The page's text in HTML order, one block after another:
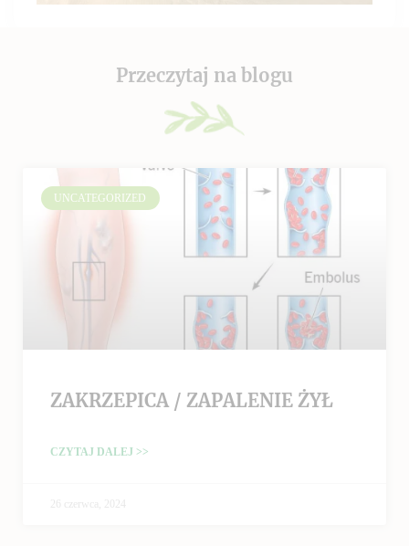
Przeczytaj na blogu
UNCATEGORIZED
ZAKRZEPICA / ZAPALENIE ŻYŁ
CZYTAJ DALEJ >>
26 czerwca, 2024